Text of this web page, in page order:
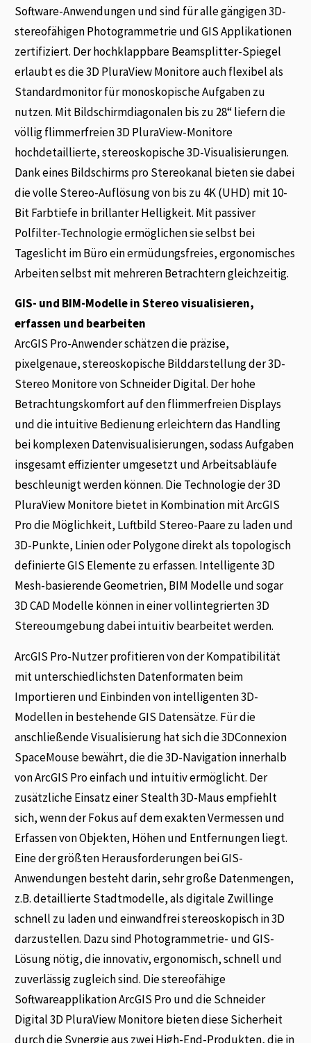
Software-Anwendungen und sind für alle gängigen 3D-
stereofähigen Photogrammetrie und GIS Applikationen
zertifiziert. Der hochklappbare Beamsplitter-Spiegel
erlaubt es die 3D PluraView Monitore auch flexibel als
Standardmonitor für monoskopische Aufgaben zu
nutzen. Mit Bildschirmdiagonalen bis zu 28“ liefern die
völlig flimmerfreien 3D PluraView-Monitore
hochdetaillierte, stereoskopische 3D-Visualisierungen.
Dank eines Bildschirms pro Stereokanal bieten sie dabei
die volle Stereo-Auflösung von bis zu 4K (UHD) mit 10-
Bit Farbtiefe in brillanter Helligkeit. Mit passiver
Polfilter-Technologie ermöglichen sie selbst bei
Tageslicht im Büro ein ermüdungsfreies, ergonomisches
Arbeiten selbst mit mehreren Betrachtern gleichzeitig.
GIS- und BIM-Modelle in Stereo visualisieren,
erfassen und bearbeiten
ArcGIS Pro-Anwender schätzen die präzise,
pixelgenaue, stereoskopische Bilddarstellung der 3D-
Stereo Monitore von Schneider Digital. Der hohe
Betrachtungskomfort auf den flimmerfreien Displays
und die intuitive Bedienung erleichtern das Handling
bei komplexen Datenvisualisierungen, sodass Aufgaben
insgesamt effizienter umgesetzt und Arbeitsabläufe
beschleunigt werden können. Die Technologie der 3D
PluraView Monitore bietet in Kombination mit ArcGIS
Pro die Möglichkeit, Luftbild Stereo-Paare zu laden und
3D-Punkte, Linien oder Polygone direkt als topologisch
definierte GIS Elemente zu erfassen. Intelligente 3D
Mesh-basierende Geometrien, BIM Modelle und sogar
3D CAD Modelle können in einer vollintegrierten 3D
Stereoumgebung dabei intuitiv bearbeitet werden.
ArcGIS Pro-Nutzer profitieren von der Kompatibilität
mit unterschiedlichsten Datenformaten beim
Importieren und Einbinden von intelligenten 3D-
Modellen in bestehende GIS Datensätze. Für die
anschließende Visualisierung hat sich die 3DConnexion
SpaceMouse bewährt, die die 3D-Navigation innerhalb
von ArcGIS Pro einfach und intuitiv ermöglicht. Der
zusätzliche Einsatz einer Stealth 3D-Maus empfiehlt
sich, wenn der Fokus auf dem exakten Vermessen und
Erfassen von Objekten, Höhen und Entfernungen liegt.
Eine der größten Herausforderungen bei GIS-
Anwendungen besteht darin, sehr große Datenmengen,
z.B. detaillierte Stadtmodelle, als digitale Zwillinge
schnell zu laden und einwandfrei stereoskopisch in 3D
darzustellen. Dazu sind Photogrammetrie- und GIS-
Lösung nötig, die innovativ, ergonomisch, schnell und
zuverlässig zugleich sind. Die stereofähige
Softwareapplikation ArcGIS Pro und die Schneider
Digital 3D PluraView Monitore bieten diese Sicherheit
durch die Synergie aus zwei High-End-Produkten, die in